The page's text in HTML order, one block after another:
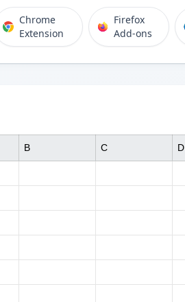
Chrome
Extension
Firefox
Add-ons
B C D